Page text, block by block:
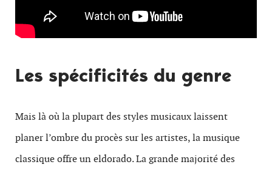
Les spécificités du genre
Mais là où la plupart des styles musicaux laissent
planer l’ombre du procès sur les artistes, la musique
classique offre un eldorado. La grande majorité des